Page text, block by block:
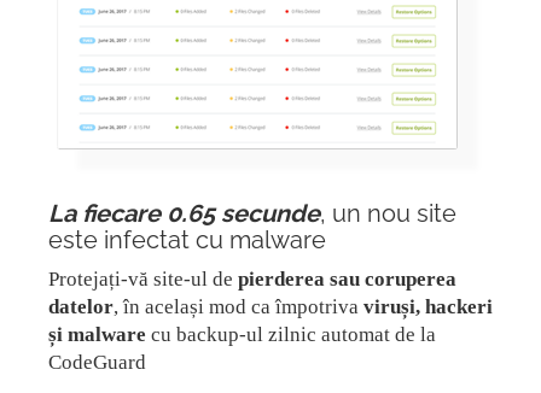
La fiecare 0.65 secunde, un nou site
este infectat cu malware
Protejați-vă site-ul de pierderea sau coruperea
datelor, în același mod ca împotriva viruși, hackeri
și malware cu backup-ul zilnic automat de la
CodeGuard